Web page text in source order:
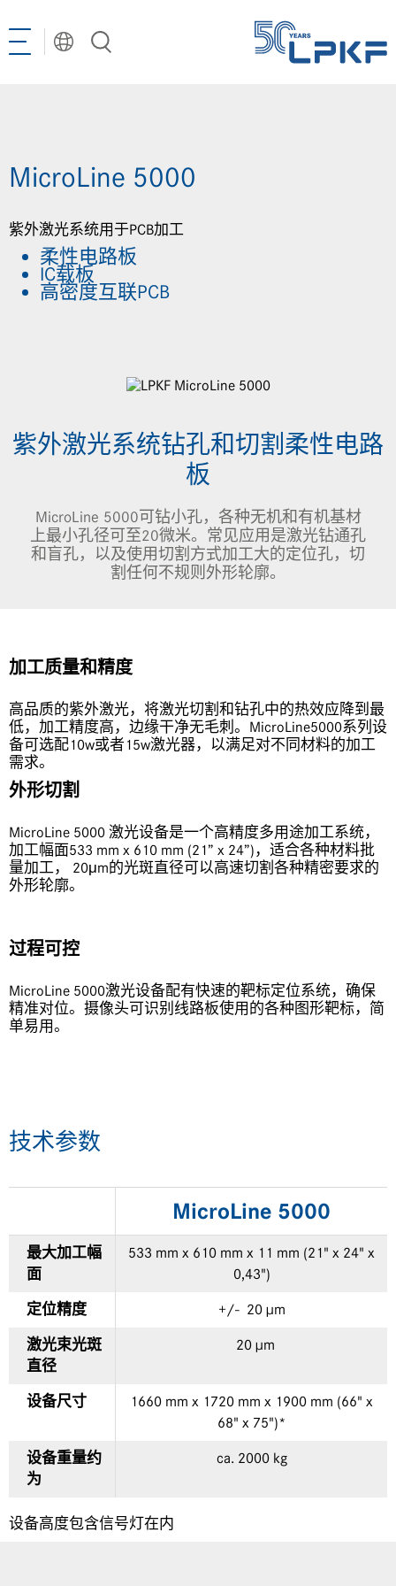
选择语言
LPKF China
LPKF Korea
MicroLine 5000
紫外激光系统用于PCB加工
柔性电路板
IC载板
高密度互联PCB
紫外激光系统钻孔和切割柔性电路
板
MicroLine 5000可钻小孔，各种无机和有机基材
上最小孔径可至20微米。常见应用是激光钻通孔
和盲孔，以及使用切割方式加工大的定位孔，切
割任何不规则外形轮廓。
加工质量和精度
高品质的紫外激光，将激光切割和钻孔中的热效应降到最
低，加工精度高，边缘干净无毛刺。MicroLine5000系列设
备可选配10w或者15w激光器，以满足对不同材料的加工
需求。
外形切割
MicroLine 5000 激光设备是一个高精度多用途加工系统，
加工幅面533 mm x 610 mm (21” x 24”)，适合各种材料批
量加工， 20μm的光斑直径可以高速切割各种精密要求的
外形轮廓。
过程可控
MicroLine 5000激光设备配有快速的靶标定位系统，确保
精准对位。摄像头可识别线路板使用的各种图形靶标，简
单易用。
技术参数
MicroLine 5000
最大加工幅
面
533 mm x 610 mm x 11 mm (21" x 24" x
0,43")
定位精度 +/- 20 µm
激光束光斑
直径
20 µm
设备尺寸
1660 mm x 1720 mm x 1900 mm (66" x
68" x 75")*
设备重量约
为
ca. 2000 kg
设备高度包含信号灯在内